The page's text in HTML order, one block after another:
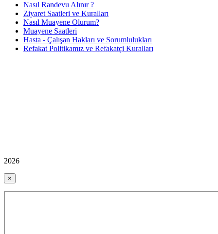
Nasıl Randevu Alınır ?
Ziyaret Saatleri ve Kuralları
Nasıl Muayene Olurum?
Muayene Saatleri
Hasta - Çalışan Hakları ve Sorumlulukları
Refakat Politikamız ve Refakatçi Kuralları
2026
×